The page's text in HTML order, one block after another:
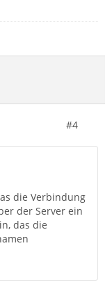
#4
die Verbindung
der Server ein
das die